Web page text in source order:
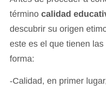
término calidad
descubrir su origen
este es el que tienen
forma:
-Calidad, en primer